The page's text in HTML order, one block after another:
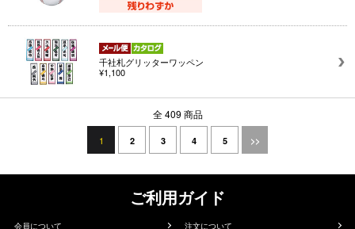
千社札グリッターワッペン
¥1,100
全 409 商品
1 2 3 4 5 >>
ご利用ガイド
会員について 注文について